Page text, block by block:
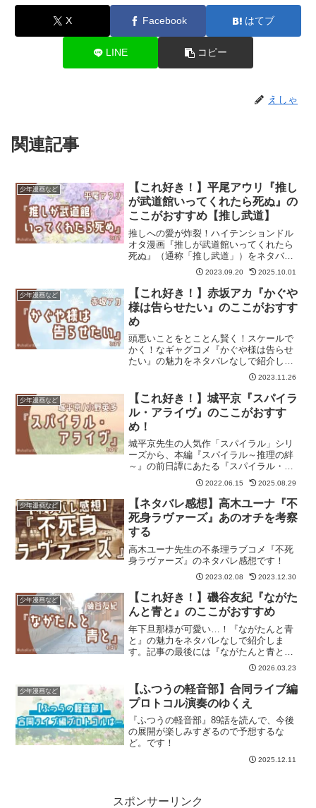
X Facebook はてブ
LINE コピー
えしゃ
関連記事
少年漫画など
【これ好き！】平尾アウリ『推し
が武道館いってくれたら死ぬ』の
ここがおすすめ【推し武道】
推しへの愛が炸裂！ハイテンションドル
オタ漫画『推しが武道館いってくれたら
死ぬ』（通称「推し武道」）をネタバレ
なしで紹介します。記事の最後には「推
し武道」が気に入った方におすすめの作
品も紹介しています。
2023.09.20 2025.10.01
少年漫画など
【これ好き！】赤坂アカ『かぐや
様は告らせたい』のここがおすす
め
頭悪いことをとことん賢く！スケールで
かく！なギャグコメ『かぐや様は告らせ
たい』の魅力をネタバレなしで紹介しま
す。記事の最後には『かぐや様は告らせ
たい』が気に入った方におすすめの作品
も紹介しています。
2023.11.26
少年漫画など
【これ好き！】城平京『スパイラ
ル・アライヴ』のここがおすす
め！
城平京先生の人気作「スパイラル」シリ
ーズから、本編『スパイラル～推理の絆
～』の前日譚にあたる『スパイラル・ア
ライヴ』をネタバレなしでご紹介しま
す！ 記事の最後には「アライヴ」が気
に入った方におすすめの作品も紹介して
います。
2022.06.15 2025.08.29
少年漫画など
【ネタバレ感想】高木ユーナ『不
死身ラヴァーズ』あのオチを考察
する
高木ユーナ先生の不条理ラブコメ『不死
身ラヴァーズ』のネタバレ感想です！
2023.02.08 2023.12.30
少年漫画など
【これ好き！】磯谷友紀『ながた
んと青と』のここがおすすめ
年下旦那様が可愛い…！『ながたんと青
と』の魅力をネタバレなしで紹介しま
す。記事の最後には『ながたんと青と』
が気に入った方におすすめの作品も紹介
2026.03.23
少年漫画など
【ふつうの軽音部】合同ライブ編
プロトコル演奏のゆくえ
『ふつうの軽音部』89話を読んで、今後
の展開が楽しみすぎるので予想するな
ど。です！
2025.12.11
スポンサーリンク